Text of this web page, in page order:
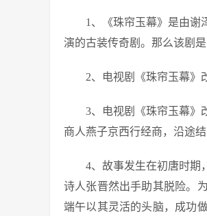
1、《珠帘玉幕》是由谢
演的古装传奇剧。那么该剧
2、电视剧《珠帘玉幕》
3、电视剧《珠帘玉幕》
商人燕子京西行经商，沿途
4、故事发生在初唐时期
诗人张晋然出手助其脱险。
端午以其灵活的头脑，成功